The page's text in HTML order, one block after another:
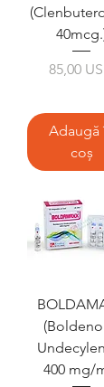
Preț
85,00
Adaugă
coș
400 mg/